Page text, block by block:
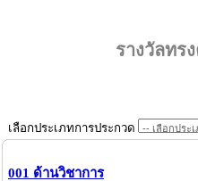
รางวัลทร
เลือกประเภทการประกวด
001 ด้านวิชาการ